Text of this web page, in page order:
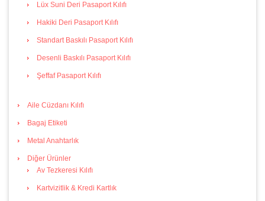
Lüx Suni Deri Pasaport Kılıfı
Hakiki Deri Pasaport Kılıfı
Standart Baskılı Pasaport Kılıfı
Desenli Baskılı Pasaport Kılıfı
Şeffaf Pasaport Kılıfı
Aile Cüzdanı Kılıfı
Bagaj Etiketi
Metal Anahtarlık
Diğer Ürünler
Av Tezkeresi Kılıfı
Kartvizitlik & Kredi Kartlık